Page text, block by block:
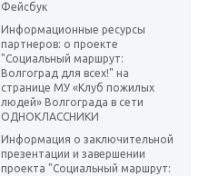
Фейсбук
Информационные ресурсы
партнеров: о проекте
"Социальный маршрут:
Волгоград для всех!" на
странице МУ «Клуб пожилых
людей» Волгограда в сети
ОДНОКЛАССНИКИ
Информация о заключительной
презентации и завершении
проекта "Социальный маршрут: